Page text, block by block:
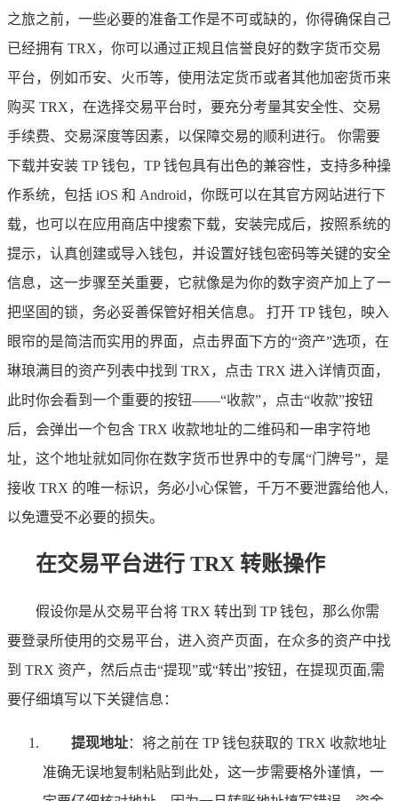
之旅之前，一些必要的准备工作是不可或缺的，你得确保自己
已经拥有 TRX，你可以通过正规且信誉良好的数字货币交易
平台，例如币安、火币等，使用法定货币或者其他加密货币来
购买 TRX，在选择交易平台时，要充分考量其安全性、交易
手续费、交易深度等因素，以保障交易的顺利进行。 你需要
下载并安装 TP 钱包，TP 钱包具有出色的兼容性，支持多种操
作系统，包括 iOS 和 Android，你既可以在其官方网站进行下
载，也可以在应用商店中搜索下载，安装完成后，按照系统的
提示，认真创建或导入钱包，并设置好钱包密码等关键的安全
信息，这一步骤至关重要，它就像是为你的数字资产加上了一
把坚固的锁，务必妥善保管好相关信息。 打开 TP 钱包，映入
眼帘的是简洁而实用的界面，点击界面下方的“资产”选项，在
琳琅满目的资产列表中找到 TRX，点击 TRX 进入详情页面，
此时你会看到一个重要的按钮——“收款”，点击“收款”按钮
后，会弹出一个包含 TRX 收款地址的二维码和一串字符地
址，这个地址就如同你在数字货币世界中的专属“门牌号”，是
接收 TRX 的唯一标识，务必小心保管，千万不要泄露给他人,
以免遭受不必要的损失。
在交易平台进行 TRX 转账操作
假设你是从交易平台将 TRX 转出到 TP 钱包，那么你需
要登录所使用的交易平台，进入资产页面，在众多的资产中找
到 TRX 资产，然后点击“提现”或“转出”按钮，在提现页面,需
要仔细填写以下关键信息：
提现地址：将之前在 TP 钱包获取的 TRX 收款地址
准确无误地复制粘贴到此处，这一步需要格外谨慎，一